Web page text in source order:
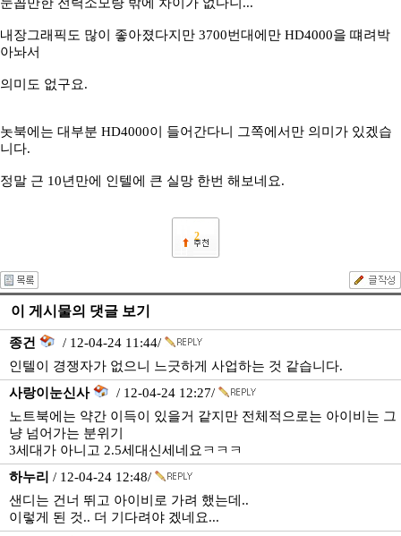
내장그래픽도 많이 좋아졌다지만 3700번대에만 HD4000을 떄려박
아놔서
의미도 없구요.
놋북에는 대부분 HD4000이 들어간다니 그쪽에서만 의미가 있겠습
니다.
정말 근 10년만에 인텔에 큰 실망 한번 해보네요.
2
이 게시물의 댓글 보기
종건
/ 12-04-24 11:44/
인텔이 경쟁자가 없으니 느긋하게 사업하는 것 같습니다.
사랑이눈신사
/ 12-04-24 12:27/
노트북에는 약간 이득이 있을거 같지만 전체적으로는 아이비는 그
냥 넘어가는 분위기
3세대가 아니고 2.5세대신세네요ㅋㅋㅋ
하누리 / 12-04-24 12:48/
샌디는 건너 뛰고 아이비로 가려 했는데..
이렇게 된 것.. 더 기다려야 겠네요...